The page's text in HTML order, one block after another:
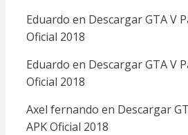
Eduardo en Descargar GTA V
Oficial 2018
Eduardo en Descargar GTA V
Oficial 2018
Axel fernando en Descargar
APK Oficial 2018